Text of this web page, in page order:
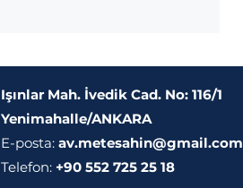
Işınlar Mah. İvedik Cad. No: 116/1
Yenimahalle/ANKARA
E-posta: av.metesahin@gmail.com
Telefon: +90 552 725 25 18